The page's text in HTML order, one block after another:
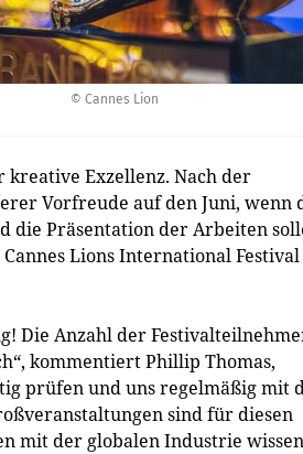
© Cannes Lion
kreative Exzellenz. Nach der
Vorfreude auf den Juni, wenn
die Präsentation der Arbeiten
Lions International
Die Anzahl der
kommentiert Phillip Thomas,
prüfen und uns regelmäßig mit
sind für diesen
mit der globalen Industrie wissen